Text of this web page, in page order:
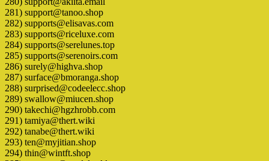
281) support@tanoo.shop
282) supports@elisavas.com
283) supports@riceluxe.com
284) supports@serelunes.top
285) supports@serenoirs.com
286) surely@highva.shop
287) surface@bmoranga.shop
288) surprised@codeelecc.shop
289) swallow@miucen.shop
290) takechi@hgzhrobb.com
291) tamiya@thert.wiki
292) tanabe@thert.wiki
293) ten@myjitian.shop
294) thin@wintft.shop